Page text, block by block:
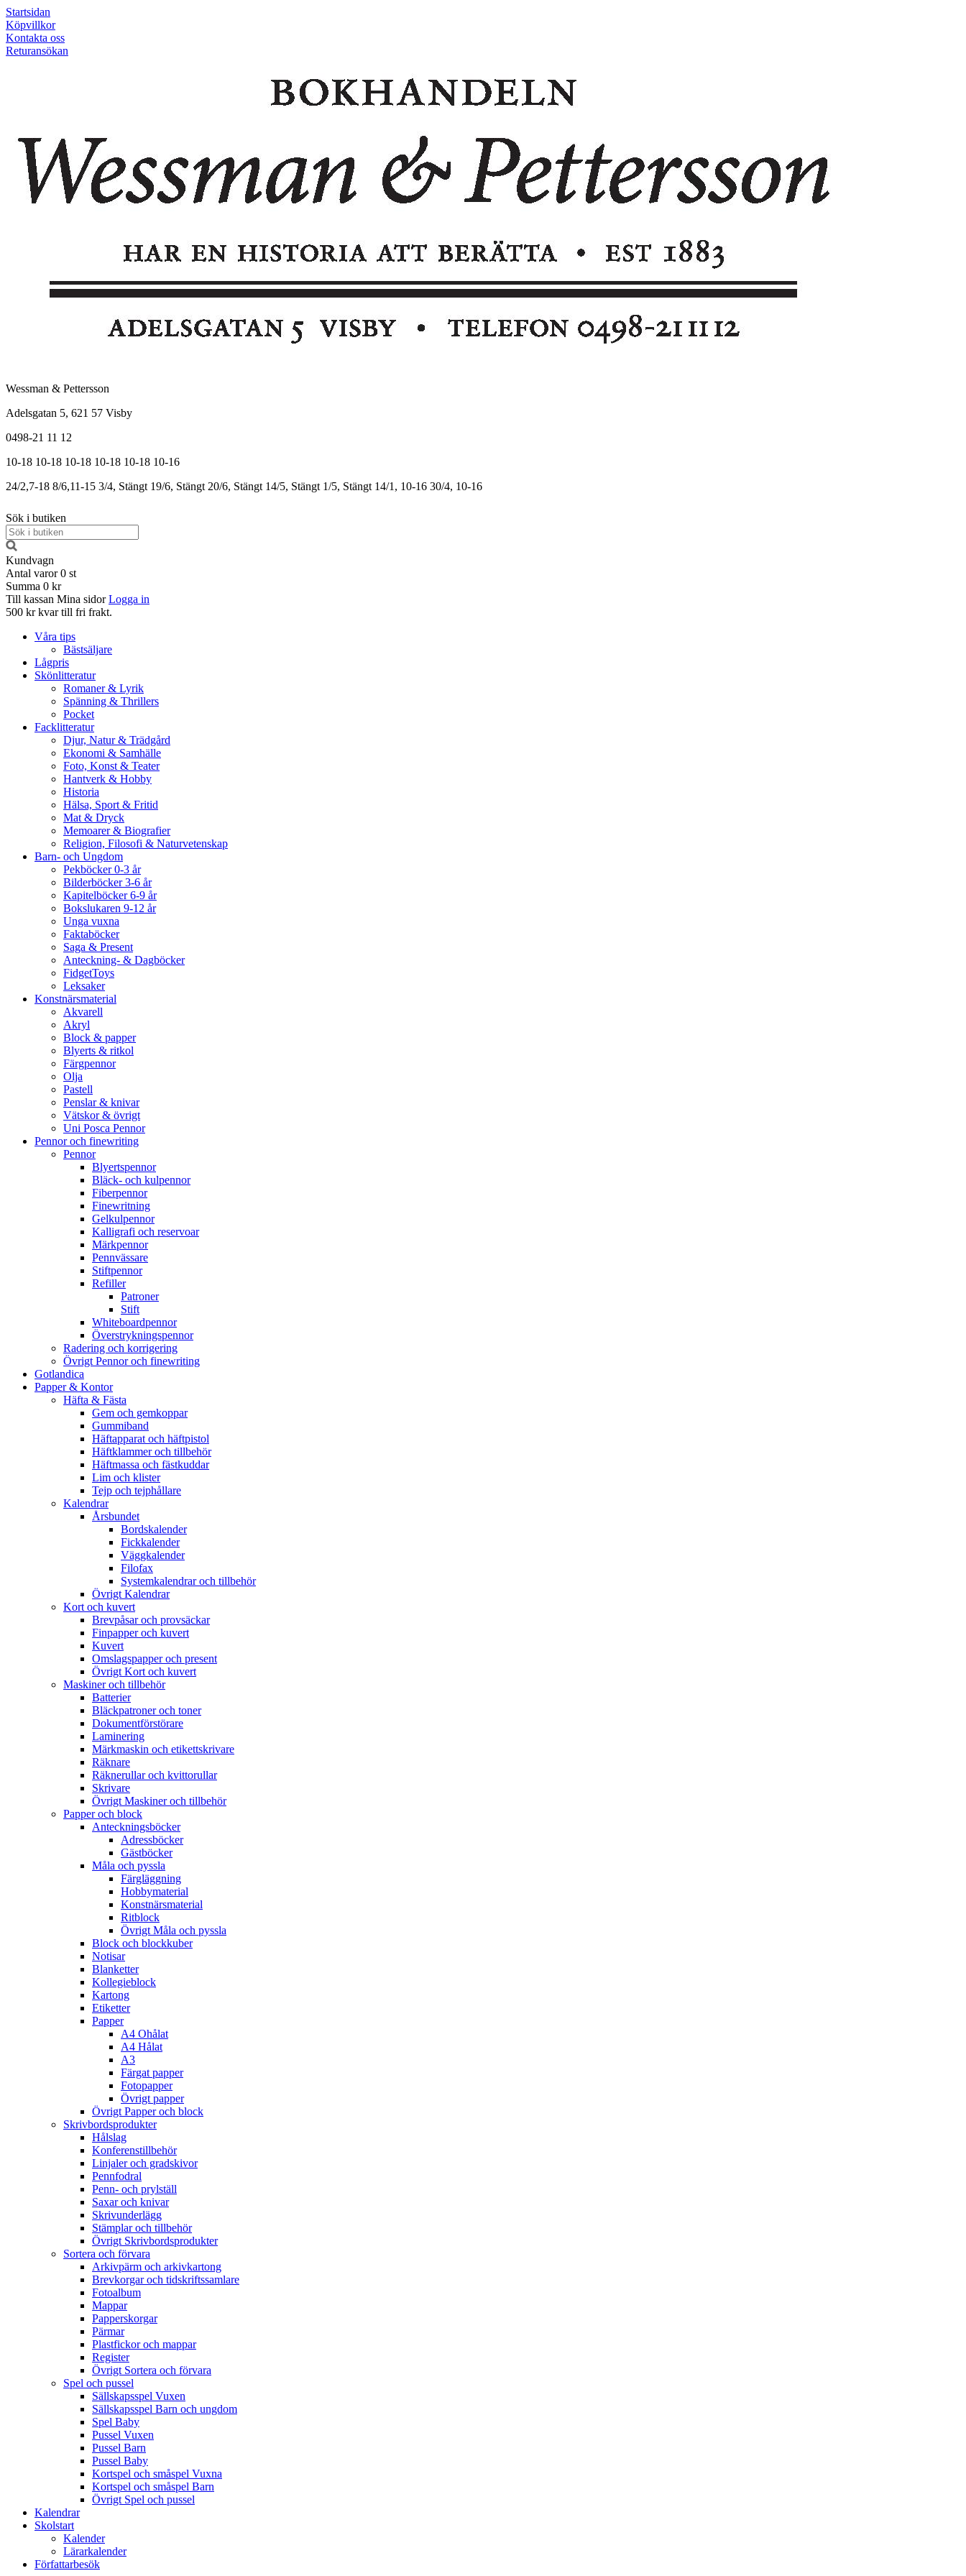
Startsidan
Köpvillkor
Kontakta oss
Returansökan
Wessman & Pettersson
Adelsgatan 5, 621 57 Visby
0498-21 11 12
10-18 10-18 10-18 10-18 10-18 10-16
24/2,7-18 8/6,11-15 3/4, Stängt 19/6, Stängt 20/6, Stängt 14/5, Stängt 1/5, Stängt 14/1, 10-16 30/4, 10-16
Sök i butiken
Kundvagn
Antal varor 0 st
Summa 0 kr
Till kassan Mina sidor Logga in
500 kr kvar till fri frakt.
Våra tips
Bästsäljare
Lågpris
Skönlitteratur
Romaner & Lyrik
Spänning & Thrillers
Pocket
Facklitteratur
Djur, Natur & Trädgård
Ekonomi & Samhälle
Foto, Konst & Teater
Hantverk & Hobby
Historia
Hälsa, Sport & Fritid
Mat & Dryck
Memoarer & Biografier
Religion, Filosofi & Naturvetenskap
Barn- och Ungdom
Pekböcker 0-3 år
Bilderböcker 3-6 år
Kapitelböcker 6-9 år
Bokslukaren 9-12 år
Unga vuxna
Faktaböcker
Saga & Present
Anteckning- & Dagböcker
FidgetToys
Leksaker
Konstnärsmaterial
Akvarell
Akryl
Block & papper
Blyerts & ritkol
Färgpennor
Olja
Pastell
Penslar & knivar
Vätskor & övrigt
Uni Posca Pennor
Pennor och finewriting
Pennor
Blyertspennor
Bläck- och kulpennor
Fiberpennor
Finewritning
Gelkulpennor
Kalligrafi och reservoar
Märkpennor
Pennvässare
Stiftpennor
Refiller
Patroner
Stift
Whiteboardpennor
Överstrykningspennor
Radering och korrigering
Övrigt Pennor och finewriting
Gotlandica
Papper & Kontor
Häfta & Fästa
Gem och gemkoppar
Gummiband
Häftapparat och häftpistol
Häftklammer och tillbehör
Häftmassa och fästkuddar
Lim och klister
Tejp och tejphållare
Kalendrar
Årsbundet
Bordskalender
Fickkalender
Väggkalender
Filofax
Systemkalendrar och tillbehör
Övrigt Kalendrar
Kort och kuvert
Brevpåsar och provsäckar
Finpapper och kuvert
Kuvert
Omslagspapper och present
Övrigt Kort och kuvert
Maskiner och tillbehör
Batterier
Bläckpatroner och toner
Dokumentförstörare
Laminering
Märkmaskin och etikettskrivare
Räknare
Räknerullar och kvittorullar
Skrivare
Övrigt Maskiner och tillbehör
Papper och block
Anteckningsböcker
Adressböcker
Gästböcker
Måla och pyssla
Färgläggning
Hobbymaterial
Konstnärsmaterial
Ritblock
Övrigt Måla och pyssla
Block och blockkuber
Notisar
Blanketter
Kollegieblock
Kartong
Etiketter
Papper
A4 Ohålat
A4 Hålat
A3
Färgat papper
Fotopapper
Övrigt papper
Övrigt Papper och block
Skrivbordsprodukter
Hålslag
Konferenstillbehör
Linjaler och gradskivor
Pennfodral
Penn- och prylställ
Saxar och knivar
Skrivunderlägg
Stämplar och tillbehör
Övrigt Skrivbordsprodukter
Sortera och förvara
Arkivpärm och arkivkartong
Brevkorgar och tidskriftssamlare
Fotoalbum
Mappar
Papperskorgar
Pärmar
Plastfickor och mappar
Register
Övrigt Sortera och förvara
Spel och pussel
Sällskapsspel Vuxen
Sällskapsspel Barn och ungdom
Spel Baby
Pussel Vuxen
Pussel Barn
Pussel Baby
Kortspel och småspel Vuxna
Kortspel och småspel Barn
Övrigt Spel och pussel
Kalendrar
Skolstart
Kalender
Lärarkalender
Författarbesök